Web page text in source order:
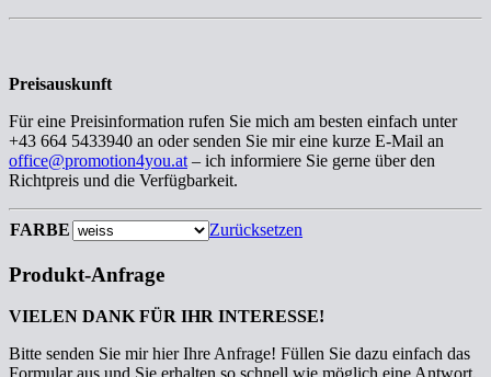
Preisauskunft
Für eine Preisinformation rufen Sie mich am besten einfach unter
+43 664 5433940 an oder senden Sie mir eine kurze E-Mail an
office@promotion4you.at – ich informiere Sie gerne über den
Richtpreis und die Verfügbarkeit.
FARBE Zurücksetzen
Produkt-Anfrage
VIELEN DANK FÜR IHR INTERESSE!
Bitte senden Sie mir hier Ihre Anfrage! Füllen Sie dazu einfach das